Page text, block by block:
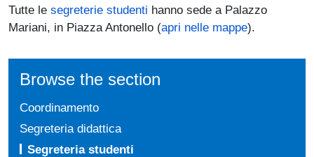
Tutte le segreterie studenti hanno sede a Palazzo
Mariani, in Piazza Antonello (apri nelle mappe).
Browse the section
Coordinamento
Segreteria didattica
Segreteria studenti